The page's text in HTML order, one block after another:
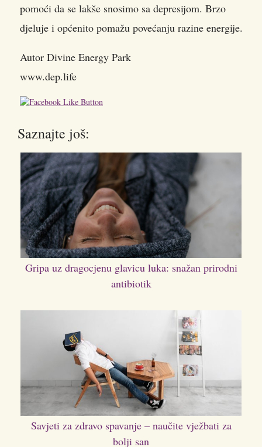
pomoći da se lakše snosimo sa depresijom. Brzo
djeluje i općenito pomažu povećanju razine energije.
Autor Divine Energy Park
www.dep.life
Saznajte još:
Gripa uz dragocjenu glavicu luka: snažan prirodni
antibiotik
Savjeti za zdravo spavanje – naučite vježbati za
bolji san